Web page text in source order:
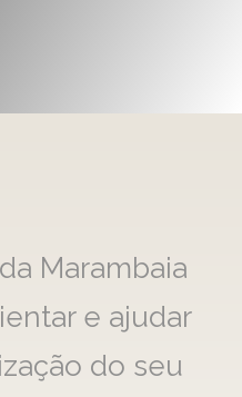
Marambaia
e ajudar
do seu